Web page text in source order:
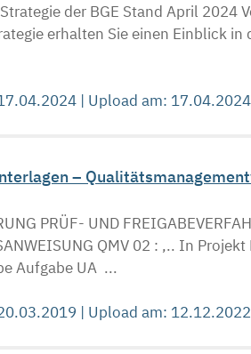
der BGE Stand April 2024
erhalten Sie einen Einblick in
| Upload am: 17.04.2024
–
PRÜF- UND
QMV 02 : ,.. In
Aufgabe UA ...
| Upload am: 12.12.2022